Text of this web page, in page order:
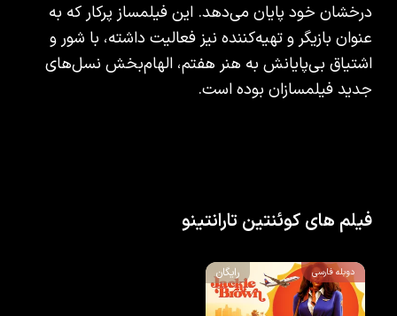
درخشان خود پایان می‌دهد. این فیلمساز پرکار که به
عنوان بازیگر و تهیه‌کننده نیز فعالیت داشته، با شور و
اشتیاق بی‌پایانش به هنر هفتم، الهام‌بخش نسل‌های
جدید فیلمسازان بوده است.
فیلم های کوئنتین تارانتینو
دوبله فارسی رایگان